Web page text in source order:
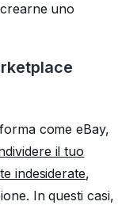
uno
come eBay,
il tuo
indesiderate,
In questi casi,